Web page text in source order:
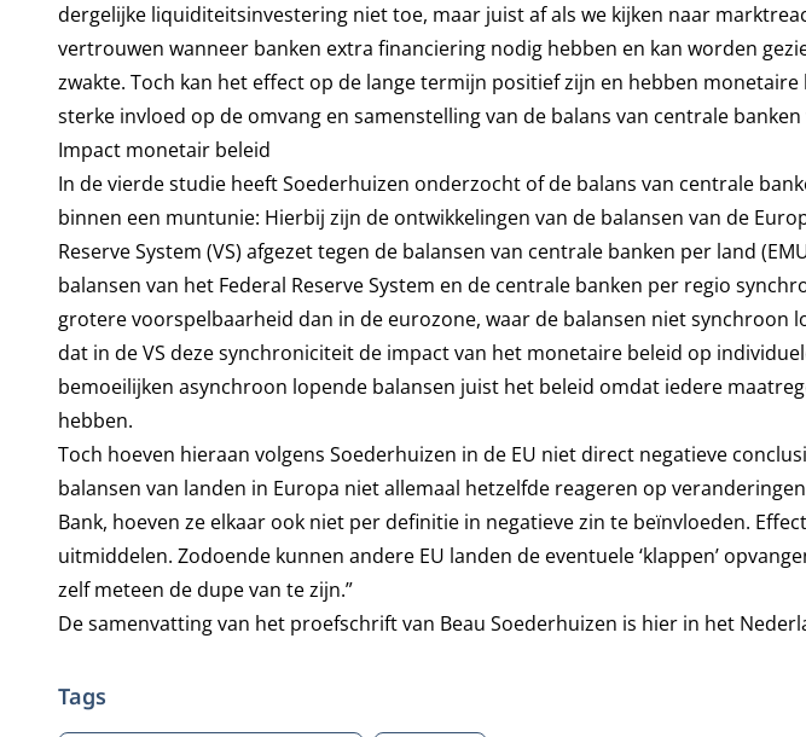
dergelijke liquiditeitsinvestering niet toe, maar juist af als we kijken naar
vertrouwen wanneer banken extra financiering nodig hebben en kan worden
zwakte. Toch kan het effect op de lange termijn positief zijn en hebben
sterke invloed op de omvang en samenstelling van de balans van centrale
Impact monetair beleid
In de vierde studie heeft Soederhuizen onderzocht of de balans van centrale
binnen een muntunie: Hierbij zijn de ontwikkelingen van de balansen van de
Reserve System (VS) afgezet tegen de balansen van centrale banken per land
balansen van het Federal Reserve System en de centrale banken per regio
grotere voorspelbaarheid dan in de eurozone, waar de balansen niet synchroon
dat in de VS deze synchroniciteit de impact van het monetaire beleid op
bemoeilijken asynchroon lopende balansen juist het beleid omdat iedere
hebben.
Toch hoeven hieraan volgens Soederhuizen in de EU niet direct negatieve
balansen van landen in Europa niet allemaal hetzelfde reageren op
Bank, hoeven ze elkaar ook niet per definitie in negatieve zin te beïnvloeden.
uitmiddelen. Zodoende kunnen andere EU landen de eventuele ‘klappen’
zelf meteen de dupe van te zijn.”
De samenvatting van het proefschrift van Beau Soederhuizen is hier in het
Tags